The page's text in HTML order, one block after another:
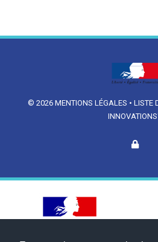
© 2026 MENTIONS LÉGALES • LISTE